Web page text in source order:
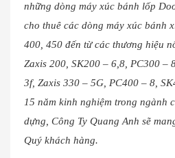
những dòng máy xúc bánh lốp
cho thuê các dòng máy xúc bánh
400, 450 đến từ các thương hiệu
Zaxis 200, SK200 – 6,8, PC300 –
3f, Zaxis 330 – 5G, PC400 – 8,
15 năm kinh nghiệm trong ngành
dựng, Công Ty Quang Anh sẽ
Quý khách hàng.